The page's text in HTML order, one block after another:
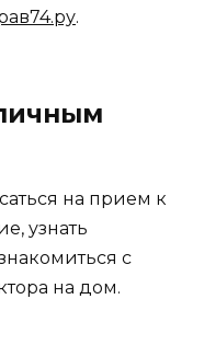
.
на прием к
узнать
с
на дом.